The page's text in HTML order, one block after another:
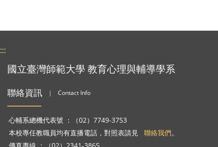
:::
國立臺灣師範大學 教育心理與輔導學系
聯絡資訊 ｜ Contact Info
心輔系總機代表號 ：（02）7749-3753
本校專任教職員均有直播電話，對照表請見 聯絡我們。